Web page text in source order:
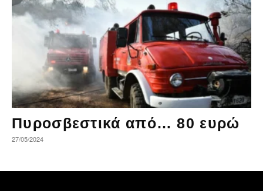
Πυροσβεστικά από… 80 ευρώ
27/05/2024